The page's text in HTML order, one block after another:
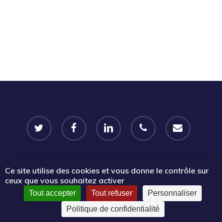
twitter facebook linkedin phone email
© 2026 Portail Emplois associatifs | Le Mouvement associatif
Sud PACA.
Ce site utilise des cookies et vous donne le contrôle sur
ceux que vous souhaitez activer
Tout accepter Tout refuser
Personnaliser
Politique de confidentialité